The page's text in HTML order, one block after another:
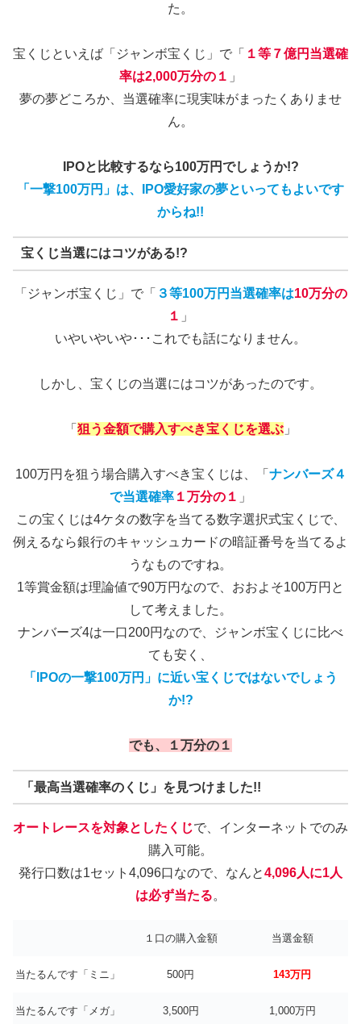
た。
宝くじといえば「ジャンボ宝くじ」で「 １等７億円当選確
率は2,000万分の１ 」
夢の夢どころか、当選確率に現実味がまったくありませ
ん。
IPOと比較するなら100万円でしょうか!?
「一撃100万円」は、IPO愛好家の夢といってもよいです
からね!!
宝くじ当選にはコツがある!?
「ジャンボ宝くじ」で「 ３等100万円当選確率は10万分の
１ 」
いやいやいや･･･これでも話になりません。
しかし、宝くじの当選にはコツがあったのです。
「 狙う金額で購入すべき宝くじを選ぶ 」
100万円を狙う場合購入すべき宝くじは、「 ナンバーズ４
で当選確率 １万分の１ 」
この宝くじは4ケタの数字を当てる数字選択式宝くじで、
例えるなら銀行のキャッシュカードの暗証番号を当てるよ
うなものですね。
1等賞金額は理論値で90万円なので、おおよそ100万円と
して考えました。
ナンバーズ4は一口200円なので、ジャンボ宝くじに比べ
ても安く、
「IPOの一撃100万円」に近い宝くじではないでしょう
か!?
でも、１万分の１
「最高当選確率のくじ」を見つけました!!
オートレースを対象としたくじで、インターネットでのみ
購入可能。
発行口数は1セット4,096口なので、なんと4,096人に1人
は必ず当たる。
１口の購入金額 当選金額
当たるんです「ミニ」 500円 143万円
当たるんです「メガ」 3,500円 1,000万円